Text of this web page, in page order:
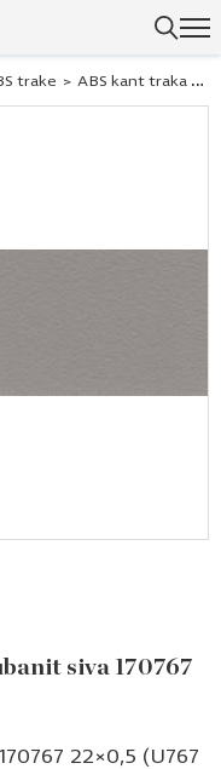
trake > ABS kant traka Hranipex cubanit siva 170767 22×0,5
siva 170767
22×0,5 (U767